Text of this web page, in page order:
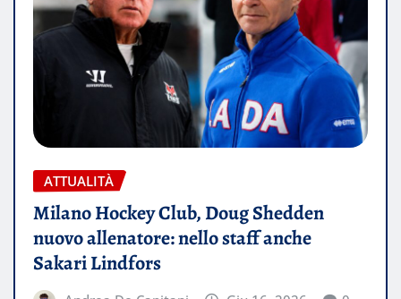
ATTUALITÀ
Milano Hockey Club, Doug Shedden
nuovo allenatore: nello staff anche
Sakari Lindfors